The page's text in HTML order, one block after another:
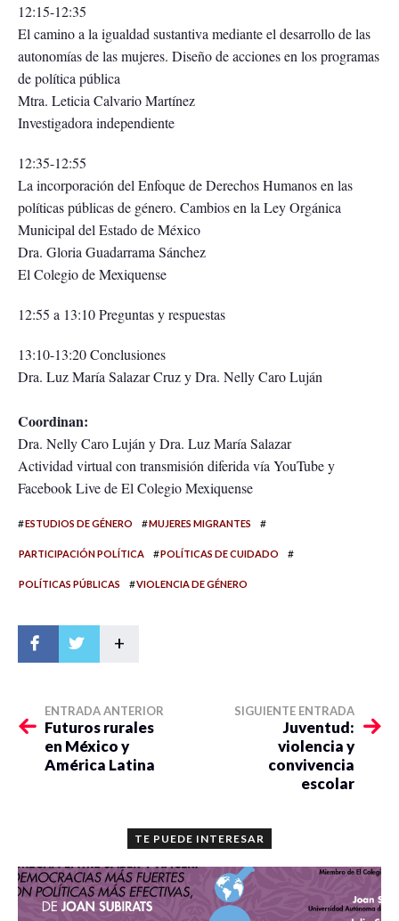
12:15-12:35
El camino a la igualdad sustantiva mediante el desarrollo de las
autonomías de las mujeres. Diseño de acciones en los programas
de política pública
Mtra. Leticia Calvario Martínez
Investigadora independiente
12:35-12:55
La incorporación del Enfoque de Derechos Humanos en las
políticas públicas de género. Cambios en la Ley Orgánica
Municipal del Estado de México
Dra. Gloria Guadarrama Sánchez
El Colegio de Mexiquense
12:55 a 13:10 Preguntas y respuestas
13:10-13:20 Conclusiones
Dra. Luz María Salazar Cruz y Dra. Nelly Caro Luján
Coordinan:
Dra. Nelly Caro Luján y Dra. Luz María Salazar
Actividad virtual con transmisión diferida vía YouTube y
Facebook Live de El Colegio Mexiquense
#ESTUDIOS DE GÉNERO #MUJERES MIGRANTES #
PARTICIPACIÓN POLÍTICA #POLÍTICAS DE CUIDADO #
POLÍTICAS PÚBLICAS #VIOLENCIA DE GÉNERO
+
ENTRADA ANTERIOR
Futuros rurales
en México y
América Latina
SIGUIENTE ENTRADA
Juventud:
violencia y
convivencia
escolar
TE PUEDE INTERESAR